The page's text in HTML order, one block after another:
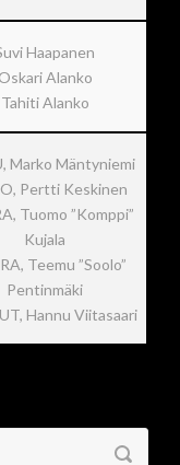
Haapanen
Oskari Alanko
Tahiti Alanko
Marko Mäntyniemi
Pertti Keskinen
Tuomo ”Komppi”
Kujala
Teemu ”Soolo”
Pentinmäki
Hannu Viitasaari